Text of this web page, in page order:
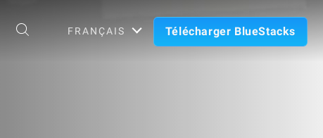
FRANÇAIS Télécharger BlueStacks